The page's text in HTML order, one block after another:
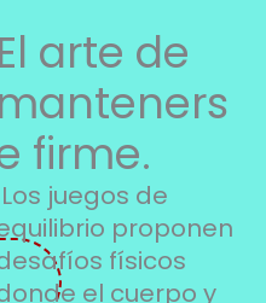
El arte de
manteners
firme.
Los juegos de
proponen
físicos
el cuerpo y